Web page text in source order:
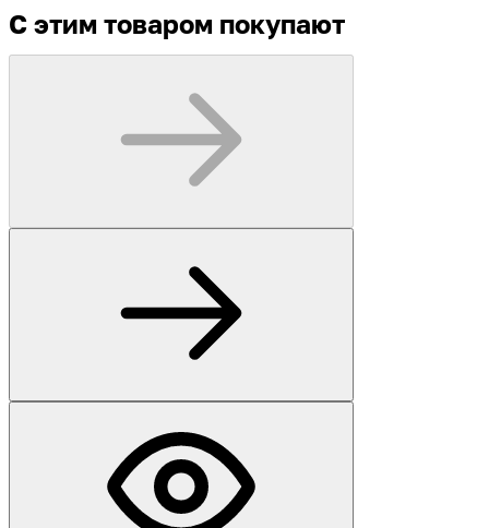
С этим товаром покупают